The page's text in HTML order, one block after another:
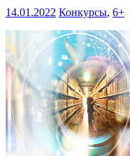
14.01.2022 Конкурсы, 6+